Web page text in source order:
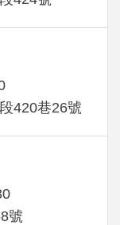
420巷26號
號